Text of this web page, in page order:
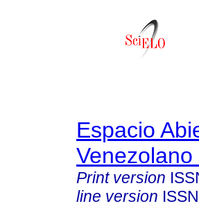
Espacio
Print version
line version ISSN